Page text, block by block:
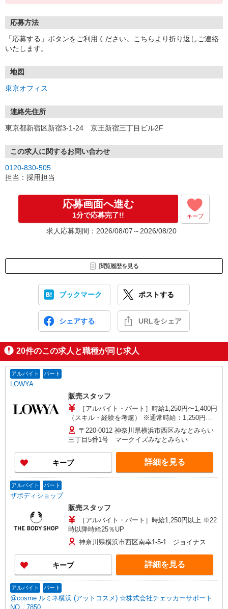
応募方法
「応募する」ボタンをご利用ください。こちらより折り返しご連絡
いたします。
地図
東京オフィス
連絡先住所
東京都新宿区新宿3-1-24 京王新宿三丁目ビル2F
この求人に関するお問い合わせ
0120-830-505
担当：採用担当
応募画面へ進む
1分で応募完了!! キープ
求人応募期間：2026/08/07～2026/08/20
閲覧履歴を見る
ブックマーク ポストする
シェアする URLをシェア
20件のこの求人と職種が同じ求人
アルバイト パート
LOWYA
販売スタッフ
［アルバイト・パート］時給1,250円〜1,400円
（スキル・経験を考慮） ※通常時給：1,250円
（土日祝150円UP）
〒220-0012 神奈川県横浜市西区みなとみらい
三丁目5番1号 マークイズみなとみらい
キープ 詳細を見る
アルバイト パート
ザボディショップ
販売スタッフ
［アルバイト・パート］時給1,250円以上 ※22
時以降時給25％UP
神奈川県横浜市西区南幸1-5-1 ジョイナス
キープ 詳細を見る
アルバイト パート
@cosme ルミネ横浜 (アットコスメ) ☆株式会社チェッカーサポート
NO．7850